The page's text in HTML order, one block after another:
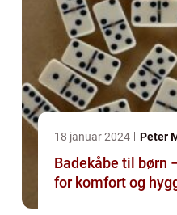
18 januar 2024 Peter
Badekåbe til børn
for komfort og